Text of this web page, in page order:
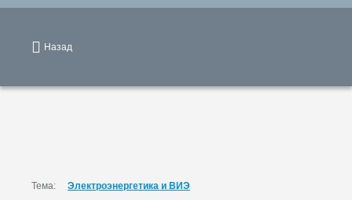
Назад
Тема: Электроэнергетика и ВИЭ